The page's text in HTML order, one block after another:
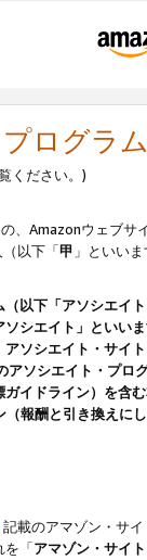
ログラ
ください。)
、Amazonウェブサ
以下「甲 」といい
以下「アソシエイ
ソシエイト」とい
ソシエイト・サイ
アソシエイト・プ
イドライン）を
報酬と引き換えに
記載のアマゾン・サ
を「アマゾン・サイト